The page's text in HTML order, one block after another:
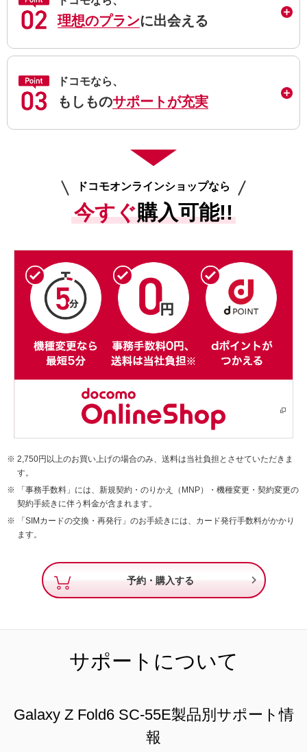
理想のプランに出会える
ドコモなら、
もしものサポートが充実
ドコモオンラインショップなら
今すぐ購入可能!!
2,750円以上のお買い上げの場合のみ、送料は当社負担とさせていただきま
す。
「事務手数料」には、新規契約・のりかえ（MNP）・機種変更・契約変更の
契約手続きに伴う料金が含まれます。
「SIMカードの交換・再発行」のお手続きには、カード発行手数料がかかり
ます。
予約・購入する 
サポートについて
Galaxy Z Fold6 SC-55E製品別サポート情
報